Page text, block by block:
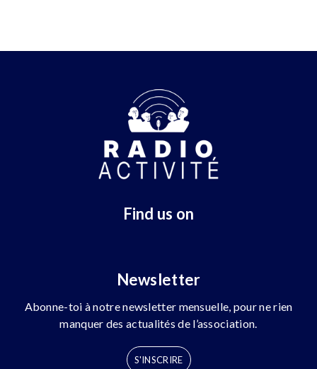
Find us on
Newsletter
Abonne-toi à notre newsletter mensuelle, pour ne rien
manquer des actualités de l’association.
S'INSCRIRE